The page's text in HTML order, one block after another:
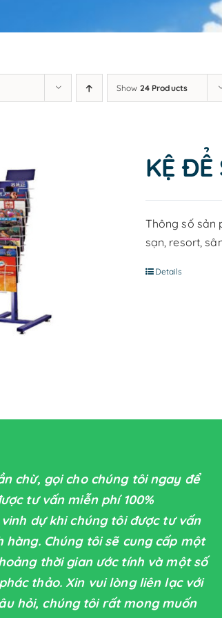
Show 24 Products
KỆ ĐỂ
Thông số sản
sạn, resort,
Details
chừ, gọi cho chúng tôi ngay để
tư vấn miễn phí 100%
dự khi chúng tôi được tư vấn
hàng. Chúng tôi sẽ cung cấp một
thời gian ước tính và một số
thảo. Xin vui lòng liên lạc với
hỏi, chúng tôi rất mong muốn